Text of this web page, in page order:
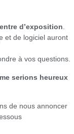
d’exposition.
et de logiciel auront
à vos questions.
serions heureux
de nous annoncer